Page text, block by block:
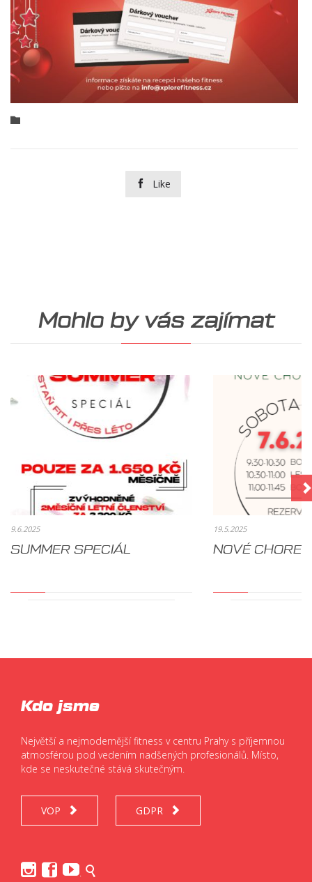

 Like
Mohlo by vás zajímat
9.6.2025
SUMMER SPECIÁL
19.5.2025
NOVÉ CHOREO
Kdo jsme
Největší a nejmodernější fitness v centru Prahy s příjemnou
atmosférou pod vedením nadšených profesionálů. Místo,
kde se neskutečné stává skutečným.
VOP  GDPR 
  . 